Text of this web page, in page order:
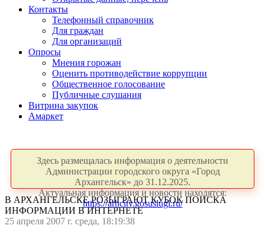
Контакты
Телефонный справочник
Для граждан
Для организаций
Опросы
Мнения горожан
Оценить противодействие коррупции
Общественное голосование
Публичные слушания
Витрина закупок
Амаркет
Здесь размещалась информация о деятельности
Администрации городского округа «Город
Архангельск» до 31.12.2025.
Актуальная информация и новости находятся:
https://arhcity.gosuslugi.ru/
В АРХАНГЕЛЬСКЕ РОЗЫГРАЮТ КУБОК ПОИСКА
ИНФОРМАЦИИ В ИНТЕРНЕТЕ
25 апреля 2007 г. среда, 18:19:38